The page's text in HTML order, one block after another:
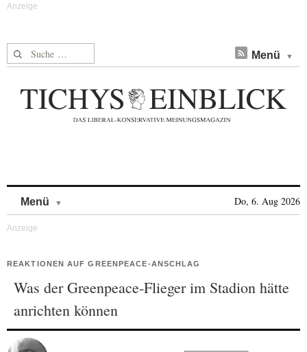
Suche nach: Menü
Menü Do, 6. Aug 2026
REAKTIONEN AUF GREENPEACE-ANSCHLAG
Was der Greenpeace-Flieger im Stadion hätte
anrichten können